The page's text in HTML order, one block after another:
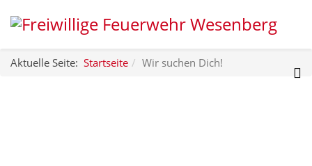
Aktuelle Seite: Startseite Wir suchen Dich!